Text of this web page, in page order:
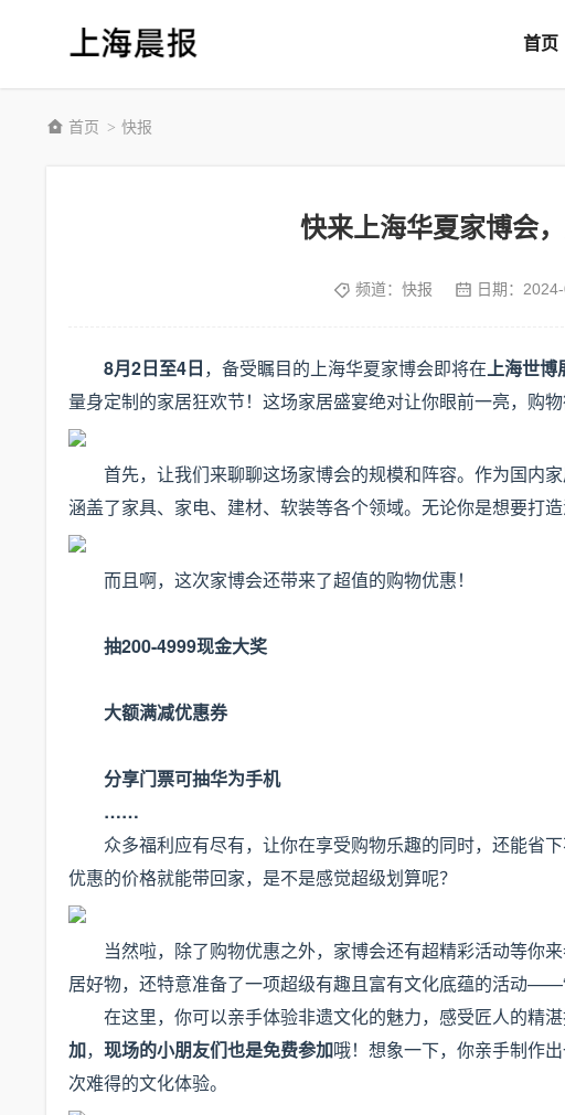
首页
首页 > 快报
快来上海华夏家博会
频道： 快报 日期：
8月2日至4日，备受瞩目的上海华夏家博会即将在上海世博
量身定制的家居狂欢节！这场家居盛宴绝对让你眼前一亮，购物
首先，让我们来聊聊这场家博会的规模和阵容。作为国内
涵盖了家具、家电、建材、软装等各个领域。无论你是想要打
而且啊，这次家博会还带来了超值的购物优惠！
抽200-4999现金大奖
大额满减优惠券
分享门票可抽华为手机
……
众多福利应有尽有，让你在享受购物乐趣的同时，还能省
优惠的价格就能带回家，是不是感觉超级划算呢？
当然啦，除了购物优惠之外，家博会还有超精彩活动等你
居好物，还特意准备了一项超级有趣且富有文化底蕴的活动
在这里，你可以亲手体验非遗文化的魅力，感受匠人的精
加， 现场的小朋友们也是免费参加哦！想象一下，你亲手制作
次难得的文化体验。